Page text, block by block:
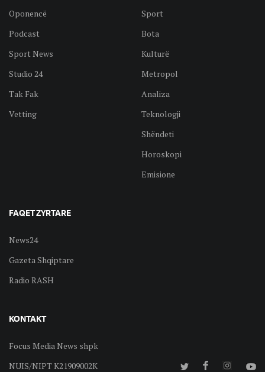
Oponencë
Podcast
Sport News
Studio 24
Tak Fak
Vetting
Sport
Bota
Kulturë
Metropol
Analiza
Teknologji
Shëndeti
Horoskopi
Emisione
FAQET ZYRTARE
News24
Gazeta Shqiptare
Radio RASH
KONTAKT
Focus Media News shpk
NUIS/NIPT K21909002K